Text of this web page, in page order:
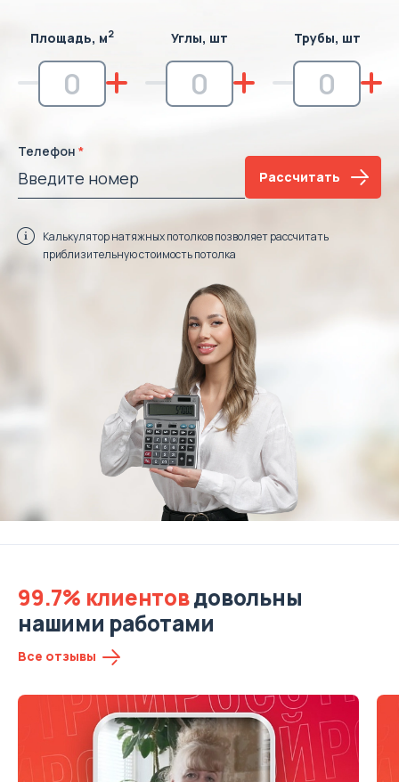
Площадь, м2 Углы, шт Трубы, шт
Телефон
Рассчитать
Калькулятор натяжных потолков позволяет рассчитать
приблизительную стоимость потолка
99.7% клиентовдовольны
нашими работами
Все отзывы